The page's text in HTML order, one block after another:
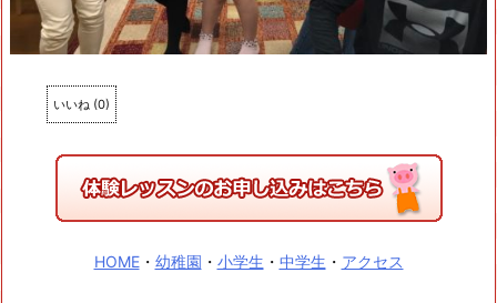
いいね (0)
HOME・ 幼稚園 ・ 小学生 ・ 中学生 ・ アクセス